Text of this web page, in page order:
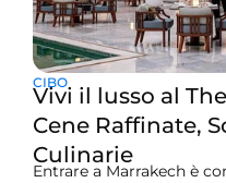
CIBO
Vivi il lusso al
Cene Raffinate,
Culinarie
Entrare a Marrakech è